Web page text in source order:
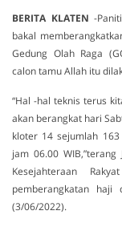
BERITA KLATEN -
bakal
Gedung Olah Raga
calon tamu Allah itu
“Hal -hal teknis terus
akan berangkat hari
kloter 14 sejumlah
jam 06.00
Kesejahteraan
pemberangkatan
(3/06/2022).